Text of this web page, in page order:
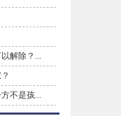
解除？...
不是孩...